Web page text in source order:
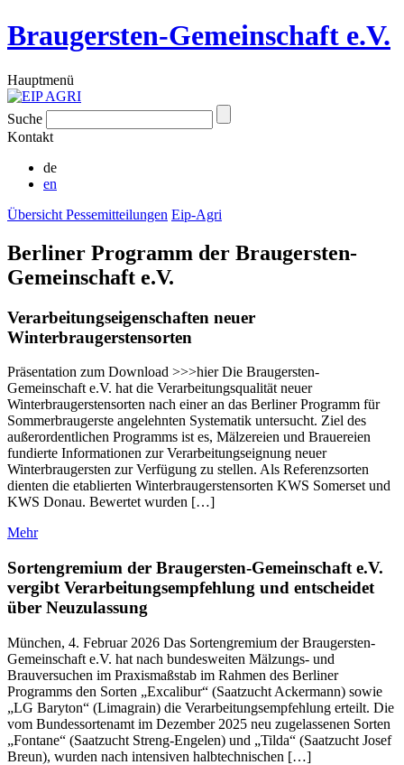
Braugersten-Gemeinschaft e.V.
Hauptmenü
Suche
Kontakt
de
en
Übersicht Pessemitteilungen Eip-Agri
Berliner Programm der Braugersten-
Gemeinschaft e.V.
Verarbeitungseigenschaften neuer
Winterbraugerstensorten
Präsentation zum Download >>>hier Die Braugersten-
Gemeinschaft e.V. hat die Verarbeitungsqualität neuer
Winterbraugerstensorten nach einer an das Berliner Programm für
Sommerbraugerste angelehnten Systematik untersucht. Ziel des
außerordentlichen Programms ist es, Mälzereien und Brauereien
fundierte Informationen zur Verarbeitungseignung neuer
Winterbraugersten zur Verfügung zu stellen. Als Referenzsorten
dienten die etablierten Winterbraugerstensorten KWS Somerset und
KWS Donau. Bewertet wurden […]
Mehr
Sortengremium der Braugersten-Gemeinschaft e.V.
vergibt Verarbeitungsempfehlung und entscheidet
über Neuzulassung
München, 4. Februar 2026 Das Sortengremium der Braugersten-
Gemeinschaft e.V. hat nach bundesweiten Mälzungs- und
Brauversuchen im Praxismaßstab im Rahmen des Berliner
Programms den Sorten „Excalibur“ (Saatzucht Ackermann) sowie
„LG Baryton“ (Limagrain) die Verarbeitungsempfehlung erteilt. Die
vom Bundessortenamt im Dezember 2025 neu zugelassenen Sorten
„Fontane“ (Saatzucht Streng-Engelen) und „Tilda“ (Saatzucht Josef
Breun), wurden nach intensiven halbtechnischen […]